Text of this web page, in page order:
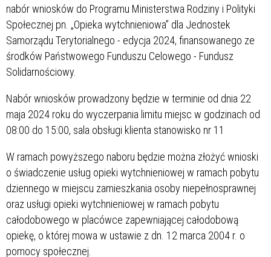
nabór wniosków do Programu Ministerstwa Rodziny i Polityki
Społecznej pn. „Opieka wytchnieniowa” dla Jednostek
Samorządu Terytorialnego - edycja 2024, finansowanego ze
środków Państwowego Funduszu Celowego - Fundusz
Solidarnościowy.
Nabór wniosków prowadzony będzie w terminie od dnia 22
maja 2024 roku do wyczerpania limitu miejsc w godzinach od
08:00 do 15:00, sala obsługi klienta stanowisko nr 11
W ramach powyższego naboru będzie można złożyć wnioski
o świadczenie usług opieki wytchnieniowej w ramach pobytu
dziennego w miejscu zamieszkania osoby niepełnosprawnej
oraz usługi opieki wytchnieniowej w ramach pobytu
całodobowego w placówce zapewniającej całodobową
opiekę, o której mowa w ustawie z dn. 12 marca 2004 r. o
pomocy społecznej.